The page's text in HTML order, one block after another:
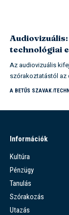
technológiai
Az audiovizuális
szórakoztatástól az
A BETŰS SZAVAK
Információk
Kultúra
Pénzügy
Tanulás
Szórakozás
Utazás